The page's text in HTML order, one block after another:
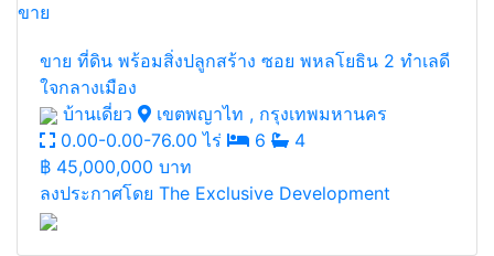
ขาย
ขาย ที่ดิน พร้อมสิ่งปลูกสร้าง ซอย พหลโยธิน 2 ทำเลดี
ใจกลางเมือง
บ้านเดี่ยว
เขตพญาไท , กรุงเทพมหานคร
0.00-0.00-76.00 ไร่
6
4
฿ 45,000,000 บาท
ลงประกาศโดย The Exclusive Development